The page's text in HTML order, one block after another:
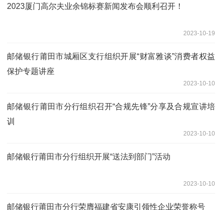
2023厦门高尔夫业余锦标赛新闻发布会顺利召开！
2023-10-19
邮储银行莆田市城厢区支行组织开展“财富雅谈”消费者权益
保护专题讲座
2023-10-10
邮储银行莆田市分行组织召开“合规先锋”分享及合规宣讲培
训
2023-10-10
邮储银行莆田市分行组织开展“送法到部门”活动
2023-10-10
邮储银行莆田市分行荣膺福建省安康引领性企业荣誉称号